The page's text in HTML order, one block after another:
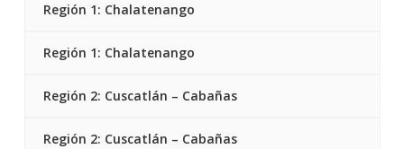
Región 1: Chalatenango
Región 1: Chalatenango
Región 2: Cuscatlán – Cabañas
Región 2: Cuscatlán – Cabañas